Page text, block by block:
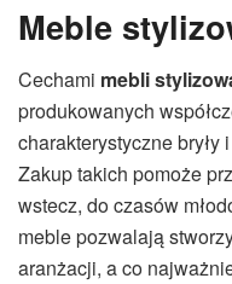
Meble
Cechami mebli
produkowanych
charakterystyczne
Zakup takich pomoże
wstecz, do czasów
meble pozwalają
aranżacji, a co